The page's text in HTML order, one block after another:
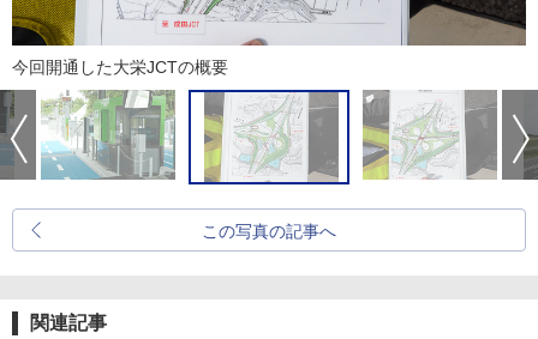
今回開通した大栄JCTの概要
この写真の記事へ
関連記事